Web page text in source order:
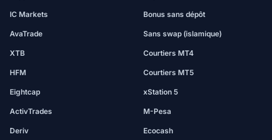
IC Markets
AvaTrade
XTB
HFM
Eightcap
ActivTrades
Deriv
Bonus sans dépôt
Sans swap (islamique)
Courtiers MT4
Courtiers MT5
xStation 5
M-Pesa
Ecocash